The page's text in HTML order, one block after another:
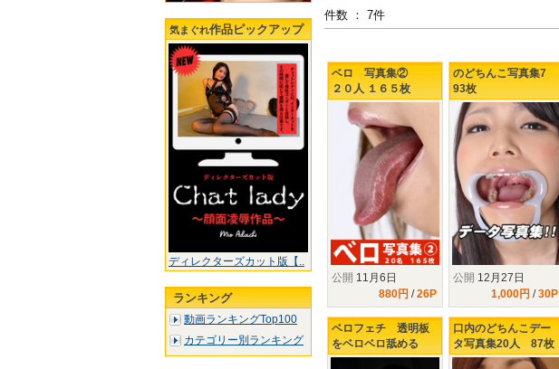
気まぐれ作品ピックアップ
ディレクターズカット版【..
ランキング
動画ランキングTop100
カテゴリー別ランキング
件数 ： 7件
ベロ 写真集②
２０人 １６５枚
公開 11月6日
880円 /26P
のどちんこ写真集7
93枚
公開 12月27日
1,000円 /30P
ベロフェチ 透明板
をベロベロ舐める
口内のどちんこデー
タ写真集20人 87枚